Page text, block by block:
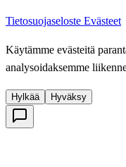
Tietosuojaseloste Evästeet
Käytämme evästeitä
analysoidaksemme
Hylkää Hyväksy